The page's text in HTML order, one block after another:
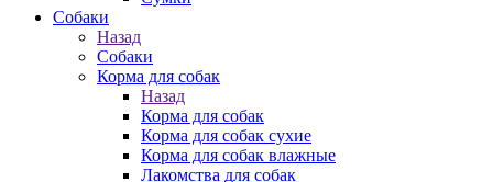
Собаки
Назад
Собаки
Корма для собак
Назад
Корма для собак
Корма для собак сухие
Корма для собак влажные
Лакомства для собак